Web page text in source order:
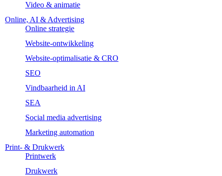
Video & animatie
Online, AI & Advertising
Online strategie
Website-ontwikkeling
Website-optimalisatie & CRO
SEO
Vindbaarheid in AI
SEA
Social media advertising
Marketing automation
Print- & Drukwerk
Printwerk
Drukwerk